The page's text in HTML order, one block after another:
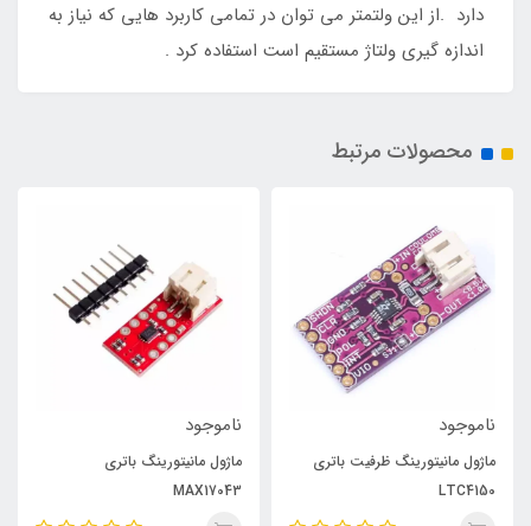
دارد .از این ولتمتر می توان در تمامی کاربرد هایی که نیاز به
اندازه گیری ولتاژ مستقیم است استفاده کرد .
محصولات مرتبط
ناموجود
ماژول مانیتورینگ ظرفیت باتری
LTC4150
ناموجود
ماژول مانیتورینگ باتری
MAX17043